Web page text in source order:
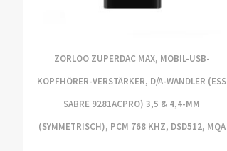
ZORLOO ZUPERDAC MAX, MOBIL-USB-
KOPFHÖRER-VERSTÄRKER, D/A-WANDLER (ESS
SABRE 9281ACPRO) 3,5 & 4,4-MM
(SYMMETRISCH), PCM 768 KHZ, DSD512, MQA